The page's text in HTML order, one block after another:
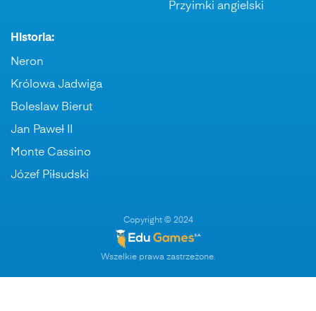
Przyimki angielski
Historia:
Neron
Królowa Jadwiga
Boleslaw Bierut
Jan Paweł II
Monte Cassino
Józef Piłsudski
Copyright © 2024
Wszelkie prawa zastrzeżone.